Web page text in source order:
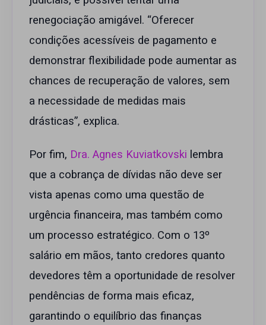
renegociação amigável. “Oferecer
condições acessíveis de pagamento e
demonstrar flexibilidade pode aumentar as
chances de recuperação de valores, sem
a necessidade de medidas mais
drásticas”, explica.
Por fim, Dra. Agnes Kuviatkovski lembra
que a cobrança de dívidas não deve ser
vista apenas como uma questão de
urgência financeira, mas também como
um processo estratégico. Com o 13º
salário em mãos, tanto credores quanto
devedores têm a oportunidade de resolver
pendências de forma mais eficaz,
garantindo o equilíbrio das finanças